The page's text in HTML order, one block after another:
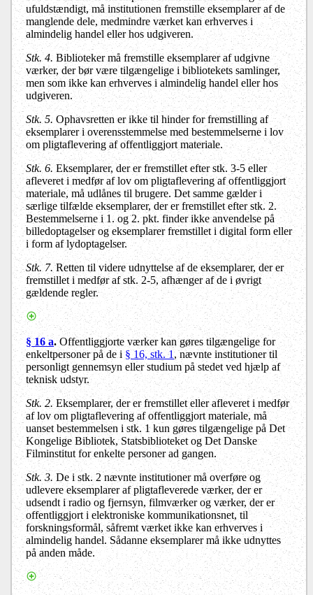
ufuldstændigt, må institutionen fremstille eksemplarer af de
manglende dele, medmindre værket kan erhverves i
almindelig handel eller hos udgiveren.
Stk. 4. Biblioteker må fremstille eksemplarer af udgivne
værker, der bør være tilgængelige i bibliotekets samlinger,
men som ikke kan erhverves i almindelig handel eller hos
udgiveren.
Stk. 5. Ophavsretten er ikke til hinder for fremstilling af
eksemplarer i overensstemmelse med bestemmelserne i lov
om pligtaflevering af offentliggjort materiale.
Stk. 6. Eksemplarer, der er fremstillet efter stk. 3-5 eller
afleveret i medfør af lov om pligtaflevering af offentliggjort
materiale, må udlånes til brugere. Det samme gælder i
særlige tilfælde eksemplarer, der er fremstillet efter stk. 2.
Bestemmelserne i 1. og 2. pkt. finder ikke anvendelse på
billedoptagelser og eksemplarer fremstillet i digital form eller
i form af lydoptagelser.
Stk. 7. Retten til videre udnyttelse af de eksemplarer, der er
fremstillet i medfør af stk. 2-5, afhænger af de i øvrigt
gældende regler.
§ 16 a.Offentliggjorte værker kan gøres tilgængelige for
enkeltpersoner på de i § 16, stk. 1, nævnte institutioner til
personligt gennemsyn eller studium på stedet ved hjælp af
teknisk udstyr.
Stk. 2. Eksemplarer, der er fremstillet eller afleveret i medfør
af lov om pligtaflevering af offentliggjort materiale, må
uanset bestemmelsen i stk. 1 kun gøres tilgængelige på Det
Kongelige Bibliotek, Statsbiblioteket og Det Danske
Filminstitut for enkelte personer ad gangen.
Stk. 3. De i stk. 2 nævnte institutioner må overføre og
udlevere eksemplarer af pligtafleverede værker, der er
udsendt i radio og fjernsyn, filmværker og værker, der er
offentliggjort i elektroniske kommunikationsnet, til
forskningsformål, såfremt værket ikke kan erhverves i
almindelig handel. Sådanne eksemplarer må ikke udnyttes
på anden måde.